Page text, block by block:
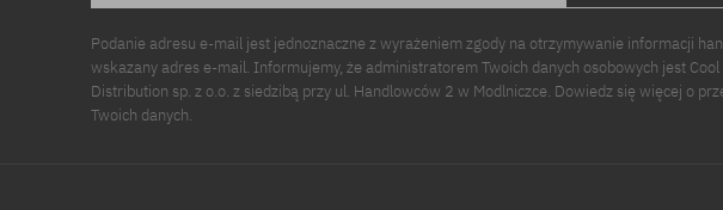
Podanie adresu e-mail jest jednoznaczne z wyrażeniem zgody na otrzymywanie informacji
wskazany adres e-mail. Informujemy, że administratorem Twoich danych osobowych jest Cool
Distribution sp. z o.o. z siedzibą przy ul. Handlowców 2 w Modlniczce. Dowiedz się więcej o
Twoich danych.